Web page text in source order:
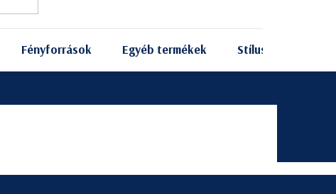
Fényforrások Egyéb termékek Stílus szerint